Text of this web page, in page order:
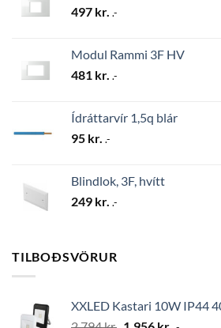
497 kr. .-
Modul Rammi 3F HV
481 kr. .-
Ídráttarvír 1,5q blár
95 kr. .-
Blindlok, 3F, hvítt
249 kr. .-
TILBOÐSVÖRUR
XXLED Kastari 10W IP44